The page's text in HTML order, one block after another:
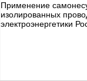
Применение
изолированных
электроэнергетики